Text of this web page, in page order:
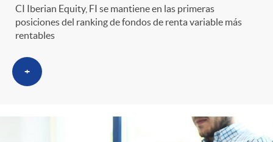
CI Iberian Equity, FI se mantiene en las primeras
posiciones del ranking de fondos de renta variable más
rentables
+